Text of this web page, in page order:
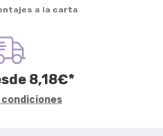
a la carta.
8,18€*